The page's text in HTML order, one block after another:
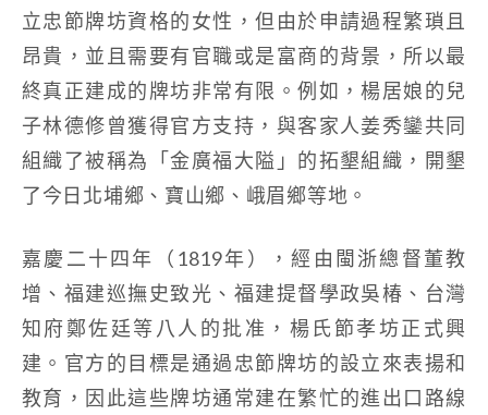
立忠節牌坊資格的女性，但由於申請過程繁瑣且
昂貴，並且需要有官職或是富商的背景，所以最
終真正建成的牌坊非常有限。例如，楊居娘的兒
子林德修曾獲得官方支持，與客家人姜秀鑾共同
組織了被稱為「金廣福大隘」的拓墾組織，開墾
了今日北埔鄉、寶山鄉、峨眉鄉等地。
嘉慶二十四年（1819年），經由閩浙總督董教
增、福建巡撫史致光、福建提督學政吳椿、台灣
知府鄭佐廷等八人的批准，楊氏節孝坊正式興
建。官方的目標是通過忠節牌坊的設立來表揚和
教育，因此這些牌坊通常建在繁忙的進出口路線